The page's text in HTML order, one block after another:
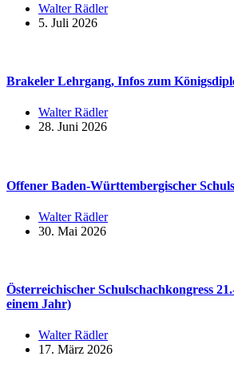
Walter Rädler
5. Juli 2026
Brakeler Lehrgang, Infos zum
Walter Rädler
28. Juni 2026
Offener Baden-Württembergischer
Walter Rädler
30. Mai 2026
Österreichischer Schulschachkongress
einem Jahr)
Walter Rädler
17. März 2026